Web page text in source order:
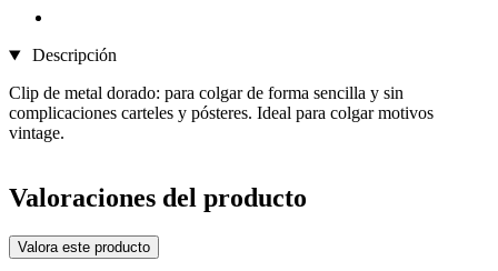
Descripción
Clip de metal dorado: para colgar de forma sencilla y sin
complicaciones carteles y pósteres. Ideal para colgar motivos
vintage.
Valoraciones del producto
Valora este producto